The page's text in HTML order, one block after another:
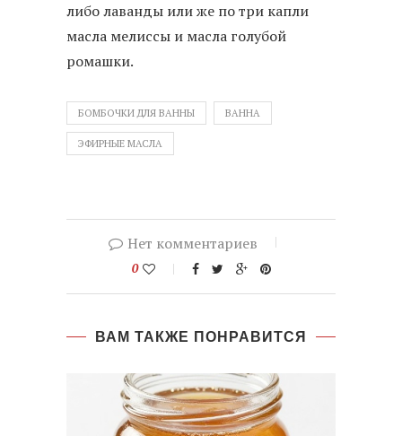
либо лаванды или же по три капли
масла мелиссы и масла голубой
ромашки.
БОМБОЧКИ ДЛЯ ВАННЫ ВАННА
ЭФИРНЫЕ МАСЛА
Нет комментариев
0
ВАМ ТАКЖЕ ПОНРАВИТСЯ